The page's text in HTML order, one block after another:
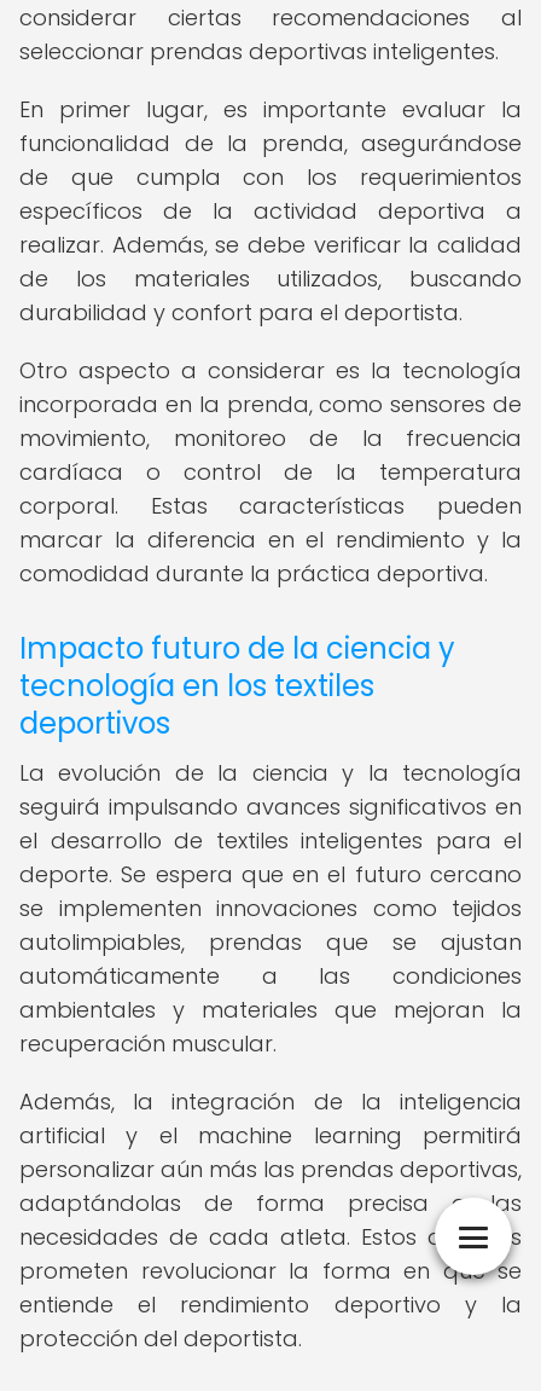
considerar ciertas recomendaciones al
seleccionar prendas deportivas inteligentes.
En primer lugar, es importante evaluar la
funcionalidad de la prenda, asegurándose
de que cumpla con los requerimientos
específicos de la actividad deportiva a
realizar. Además, se debe verificar la calidad
de los materiales utilizados, buscando
durabilidad y confort para el deportista.
Otro aspecto a considerar es la tecnología
incorporada en la prenda, como sensores de
movimiento, monitoreo de la frecuencia
cardíaca o control de la temperatura
corporal. Estas características pueden
marcar la diferencia en el rendimiento y la
comodidad durante la práctica deportiva.
Impacto futuro de la ciencia y
tecnología en los textiles
deportivos
La evolución de la ciencia y la tecnología
seguirá impulsando avances significativos en
el desarrollo de textiles inteligentes para el
deporte. Se espera que en el futuro cercano
se implementen innovaciones como tejidos
autolimpiables, prendas que se ajustan
automáticamente a las condiciones
ambientales y materiales que mejoran la
recuperación muscular.
Además, la integración de la inteligencia
artificial y el machine learning permitirá
personalizar aún más las prendas deportivas,
adaptándolas de forma precisa a las
necesidades de cada atleta. Estos avances
prometen revolucionar la forma en que se
entiende el rendimiento deportivo y la
protección del deportista.